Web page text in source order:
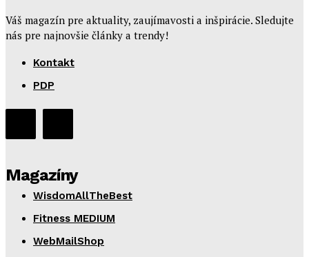
Váš magazín pre aktuality, zaujímavosti a inšpirácie. Sledujte
nás pre najnovšie články a trendy!
Kontakt
PDP
Magazíny
WisdomAllTheBest
Fitness MEDIUM
WebMailShop